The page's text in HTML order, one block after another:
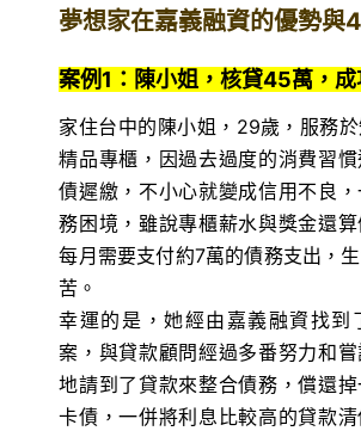
夢想家在嘉義融資的優勢與
案例1：陳小姐，核貸45萬，
家住台中的陳小姐，29歲，服務
精品專櫃，因過去過度的消費習
債遲繳，不小心就變成信用不良
務困境，雖說專櫃薪水與獎金還
每月需要支付約7萬的債務支出，
苦。
幸運的是，她經由嘉義融資找到
案，與貸款顧問經過多番努力和
地請到了貸款來整合債務，償還
卡債，一併將利息比較高的貸款